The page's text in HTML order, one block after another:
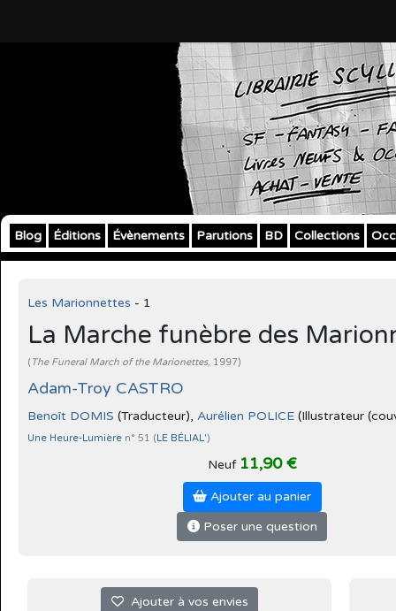
Blog Éditions Évènements Parutions BD Collections
Les Marionnettes - 1
La Marche funèbre des
( The Funeral March of the Marionettes, 1997)
Adam-Troy CASTRO
Benoît DOMIS (Traducteur), Aurélien POLICE (Illustrateur
Une Heure-Lumière n° 51 (LE BÉLIAL')
Neuf 11,90 €
Ajouter au panier
Poser une question
Ajouter à vos envies